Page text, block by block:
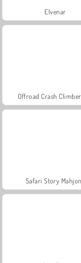
Elvenar
Offroad Crash
Safari Story